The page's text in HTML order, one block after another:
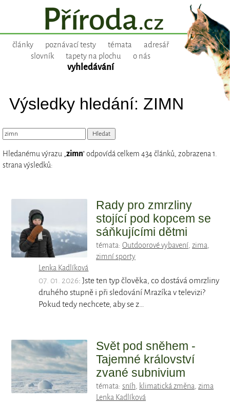
články poznávací testy témata
adresář
slovník
tapety na plochu o nás
vyhledávání
Výsledky hledání: ZIMN
Hledanému výrazu „zimn“ odpovídá celkem 434 článků, zobrazena 1.
strana výsledků:
Rady pro zmrzliny
stojící pod kopcem se
sáňkujícími dětmi
témata: Outdoorové vybavení, zima,
zimní sporty
Lenka Kadlíková
07. 01. 2026: Jste ten typ člověka, co dostává omrzliny
druhého stupně i při sledování Mrazíka v televizi?
Pokud tedy nechcete, aby se z…
Svět pod sněhem -
Tajemné království
zvané subnivium
témata: sníh, klimatická změna, zima
Lenka Kadlíková